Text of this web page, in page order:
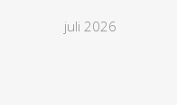
juli 2026